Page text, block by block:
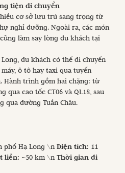
tiện di chuyển
cơ sở lưu trú sang trọng từ
nghỉ dưỡng. Ngoài ra, các món
làm say lòng du khách tại
du khách có thể di chuyển
ô tô hay taxi qua tuyến
Hành trình gồm hai chặng: từ
qua cao tốc CT06 và QL18, sau
qua đường Tuần Châu.
phố Hạ Long \nDiện tích: 11
liền: ~50 km \nThời gian di